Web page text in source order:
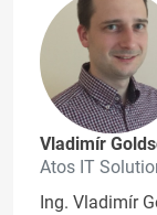
Vladimír
Atos IT
Ing. Vladimír